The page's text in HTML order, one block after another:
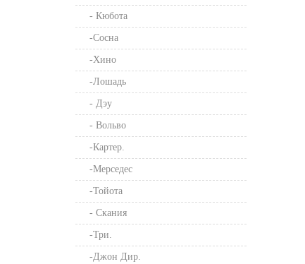
- Кюбота
-Сосна
-Хино
-Лошадь
- Дэу
- Вольво
-Картер.
-Мерседес
-Тойота
- Скания
-Три.
-Джон Дир.